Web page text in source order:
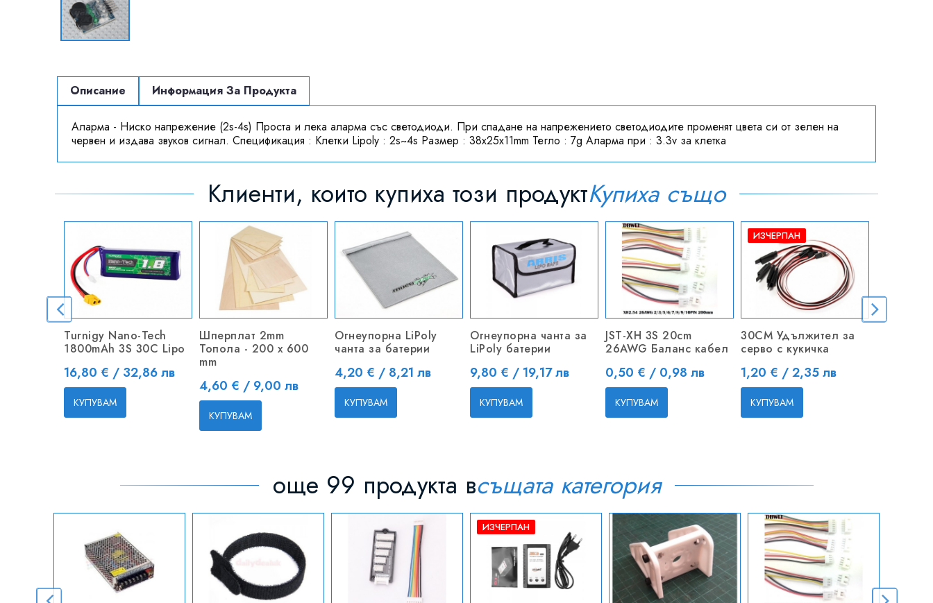
Описание Информация За Продукта
Аларма - Ниско напрежение (2s-4s) Проста и лека аларма със светодиоди. При спадане на напрежението светодиодите променят цвета си от зелен на
червен и издава звуков сигнал. Спецификация : Клетки Lipoly : 2s~4s Размер : 38x25x11mm Тегло : 7g Аларма при : 3.3v за клетка
Клиенти, които купиха този продуктКупиха също
Turnigy Nano-Tech
1800mAh 3S 30C Lipo
Цена
16,80 € / 32,86 лв
КУПУВАМ
Шперплат 2mm
Топола - 200 x 600
mm
Цена
4,60 € / 9,00 лв
КУПУВАМ
Oгнеупорна LiPoly
чанта за батерии
Цена
4,20 € / 8,21 лв
КУПУВАМ
Огнеупорна чанта за
LiPoly батерии
Цена
9,80 € / 19,17 лв
КУПУВАМ
JST-XH 3S 20cm
26AWG Баланс кабел
Цена
0,50 € / 0,98 лв
КУПУВАМ
ИЗЧЕРПАН
30CM Удължител за
серво с кукичка
Цена
1,20 € / 2,35 лв
КУПУВАМ
още 99 продукта всъщата категория
ИЗЧЕРПАН